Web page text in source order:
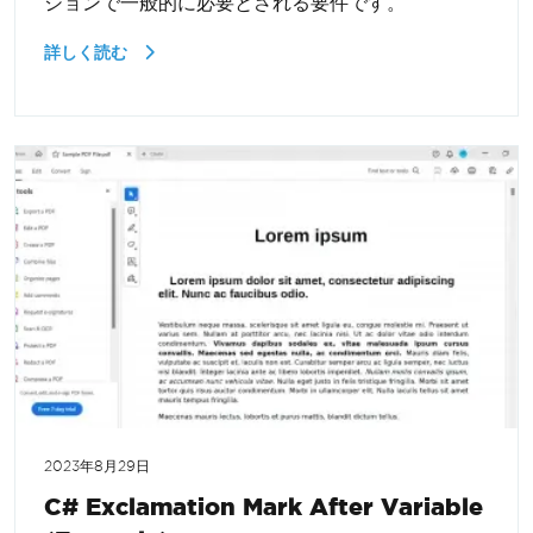
詳しく読む
2023年8月29日
C# Exclamation Mark After Variable